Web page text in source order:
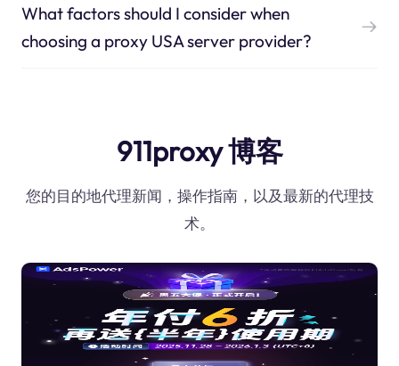
What factors should I consider when
choosing a proxy USA server provider?
911proxy 博客
您的目的地代理新闻，操作指南，以及最新的代理技
术。